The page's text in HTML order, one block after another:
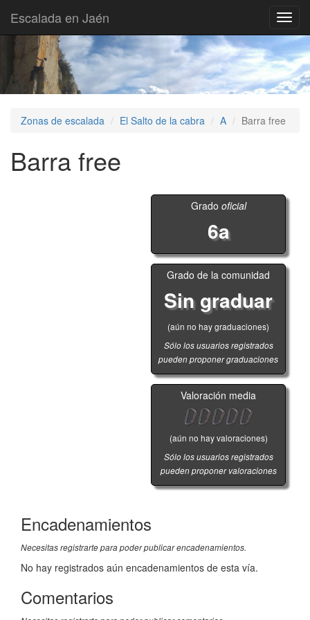
Escalada en Jaén
Zonas de escalada El Salto de la cabra A Barra free
Barra free
Grado oficial
6a
Grado de la comunidad
Sin graduar
(aún no hay graduaciones)
Sólo los usuarios registrados
pueden proponer graduaciones
Valoración media
(aún no hay valoraciones)
Sólo los usuarios registrados
pueden proponer valoraciones
Encadenamientos
Necesitas registrarte para poder publicar encadenamientos.
No hay registrados aún encadenamientos de esta vía.
Comentarios